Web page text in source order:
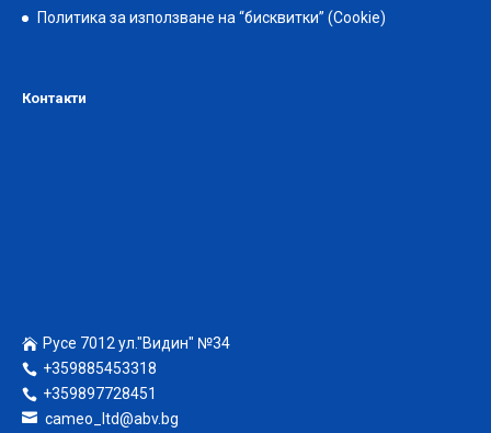
Политика за използване на “бисквитки” (Cookie)
Контакти
Русе 7012 ул."Видин" №34
+359885453318
+359897728451
cameo_ltd@abv.bg